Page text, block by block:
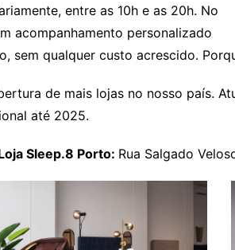
entre as 10h e as 20h. No
acompanhamento personalizado
sem qualquer custo acrescido.
de mais lojas no nosso país.
até 2025.
Sleep.8 Porto: Rua Salgado